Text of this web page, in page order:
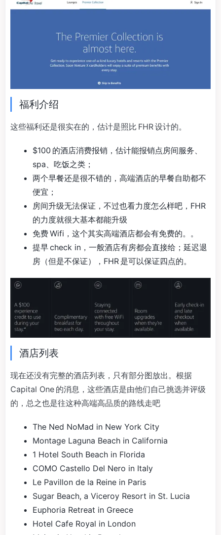
福利介绍
这些福利还是很实在的，估计是照比 FHR 设计的。
$100 的酒店消费报销，估计能报销点房间服务、
spa、吃饭之类；
两个早餐还是很不错的，高端酒店的早餐自助都不
便宜；
房间升级无法保证，不过也看力度怎么样吧，FHR
的力度就很大基本都能升级
免费 Wifi，这个其实高端酒店都会有免费的。。
提早 check in，一般酒店有房都会直接给；延迟退
房（但是不保证），FHR 是可以保证四点的。
酒店列表
现在还没有完整的酒店列表，只有部分图放出。根据
Capital One 的消息，这些酒店是由他们自己挑选并评级
的，总之也是往这种高端高品质的路线走吧
The Ned NoMad in New York City
Montage Laguna Beach in California
1 Hotel South Beach in Florida
COMO Castello Del Nero in Italy
Le Pavillon de la Reine in Paris
Sugar Beach, a Viceroy Resort in St. Lucia
Euphoria Retreat in Greece
Hotel Cafe Royal in London